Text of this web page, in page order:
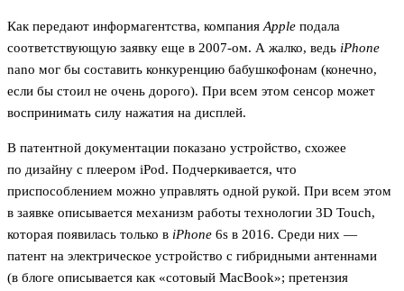
Как передают информагентства, компания Apple подала
соответствующую заявку еще в 2007-ом. А жалко, ведь iPhone
nano мог бы составить конкуренцию бабушкофонам (конечно,
если бы стоил не очень дорого). При всем этом сенсор может
воспринимать силу нажатия на дисплей.
В патентной документации показано устройство, схожее
по дизайну с плеером iPod. Подчеркивается, что
приспособлением можно управлять одной рукой. При всем этом
в заявке описывается механизм работы технологии 3D Touch,
которая появилась только в iPhone 6s в 2016. Среди них —
патент на электрическое устройство с гибридными антеннами
(в блоге описывается как «сотовый MacBook»; претензия